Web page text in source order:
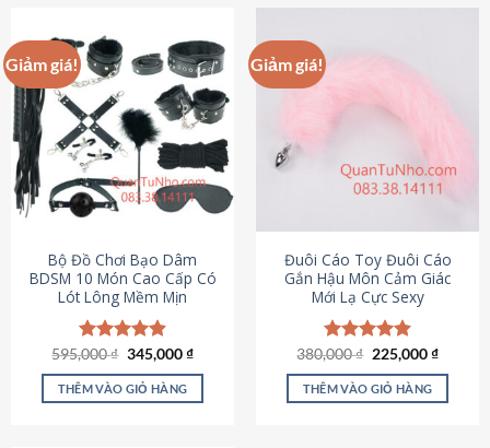
có
nhiều
biến
thể.
Các
tùy
chọn
có
chọn
trên
trang
sản
phẩm
biến
thể.
chọn
chọn
trên
trang
sản
phẩm
Giảm giá!
Bộ Đồ Chơi Bạo Dâm
BDSM 10 Món Cao Cấp Có
Lót Lông Mềm Mịn
Được xếp
hạng4.88
5 sao
595,000₫ Giá
là:
595,000 ₫.
345,000₫Giá
tại
THÊM VÀO GIỎ HÀNG
Giảm giá!
Đuôi Cáo Toy Đuôi Cáo
Gắn Hậu Môn Cảm Giác
Mới Lạ Cực Sexy
Được xếp
hạng4.88
5 sao
380,000₫ Giá
là:
380,000 ₫.
225,000₫Giá
tại
THÊM VÀO GIỎ HÀNG